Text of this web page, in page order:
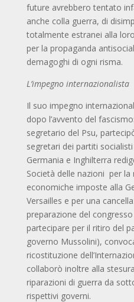
future avrebbero tentato
anche colla guerra, di
totalmente estranei alla
per la propaganda
demagoghi di ogni risma.
L’impegno internazionalista
Il suo impegno
dopo l’avvento del
segretario del Psu,
segretari dei partiti
Germania e Inghilterra
Società delle nazioni per la
economiche imposte alla
Versailles e per una
preparazione del
partecipare per il ritiro del
governo Mussolini),
ricostituzione
collaborò inoltre alla
riparazioni di guerra da
rispettivi governi.